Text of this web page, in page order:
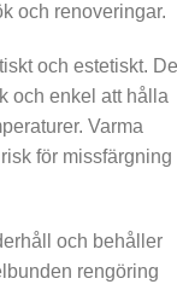
och renoveringar.
och estetiskt.
och enkel att hålla
Varma
för missfärgning
och behåller
rengöring